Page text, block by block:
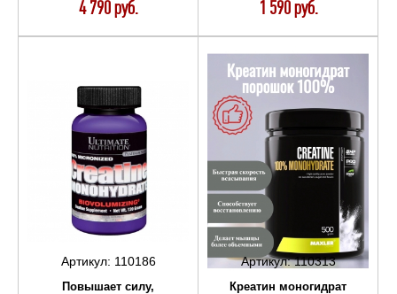
4 790 руб. 1 590 руб.
Артикул: 110186
Повышает силу,
Артикул:110313
Креатин моногидрат